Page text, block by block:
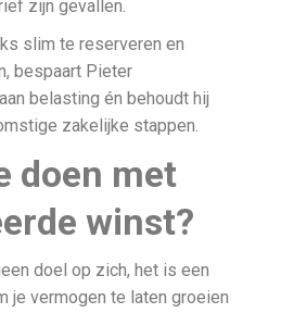
zijn gevallen.
slim te reserveren en
bespaart Pieter
belasting én behoudt hij
zakelijke stappen.
doen met
winst?
doel op zich, het is een
je vermogen te laten groeien